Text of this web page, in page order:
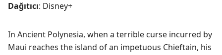
Dağıtıcı: Disney+
In Ancient Polynesia, when a terrible curse incurred by
Maui reaches the island of an impetuous Chieftain, his